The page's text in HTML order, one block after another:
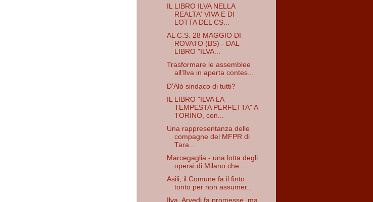
IL LIBRO ILVA NELLA
REALTA' VIVA E DI
LOTTA DEL CS...
AL C.S. 28 MAGGIO DI
ROVATO (BS) - DAL
LIBRO "ILVA...
Trasformare le assemblee
all'Ilva in aperta contes...
D'Alò sindaco di tutti?
IL LIBRO "ILVA LA
TEMPESTA PERFETTA" A
TORINO, con...
Una rappresentanza delle
compagne del MFPR di
Tara...
Marcegaglia - una lotta degli
operai di Milano che...
Asili, il Comune fa il finto
tonto per non assumer...
Ilva, Arvedi fa promesse, ma